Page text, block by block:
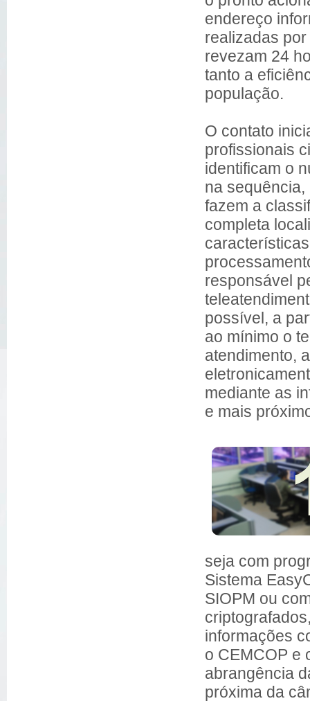
endereço
realizadas
revezam 24
tanto a
população.
O contato
profissionais
identificam o
na
fazem a
completa
responsável
possível, a
ao mínimo o
atendimento,
mediante as
e mais
seja com
Sistema
SIOPM ou
informações
o CEMCOP e
abrangência
próxima da